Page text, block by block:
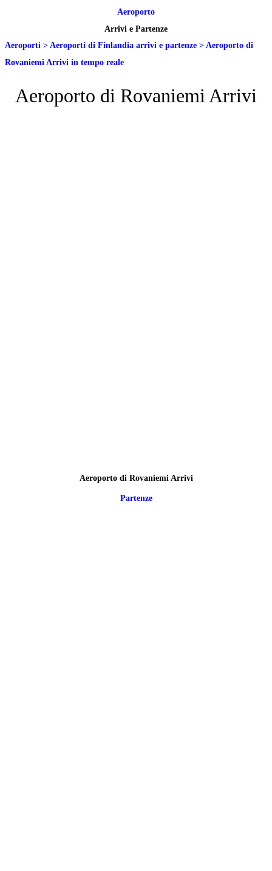
Aeroporto
Arrivi e Partenze
Aeroporti > Aeroporti di Finlandia arrivi e partenze > Aeroporto di
Rovaniemi Arrivi in tempo reale
Aeroporto di Rovaniemi Arrivi
Aeroporto di Rovaniemi Arrivi
Partenze